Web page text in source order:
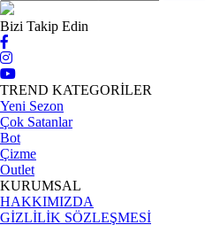
Bizi Takip Edin
TREND KATEGORİLER
Yeni Sezon
Çok Satanlar
Bot
Çizme
Outlet
KURUMSAL
HAKKIMIZDA
GİZLİLİK SÖZLEŞMESİ